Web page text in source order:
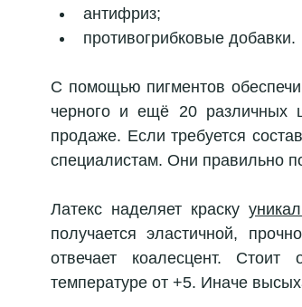
антифриз;
противогрибковые добавки.
С помощью пигментов
черного и ещё 20 различных
продаже. Если требуется
специалистам. Они правильно
Латекс наделяет краску
получается эластичной,
отвечает коалесцент.
температуре от +5. Иначе